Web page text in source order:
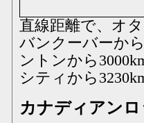
直線距離で、オ
バンクーバーか
ントンから
シティから
カナディアン